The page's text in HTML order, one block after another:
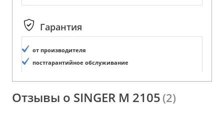
Гарантия
от производителя
постгарантийное обслуживание
Отзывы о SINGER M 2105 (2)